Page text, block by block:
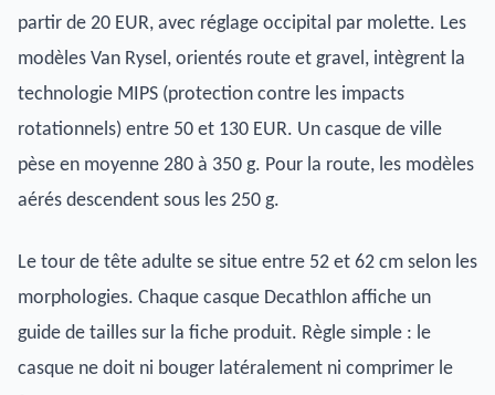
partir de 20 EUR, avec réglage occipital par molette. Les
modèles Van Rysel, orientés route et gravel, intègrent la
technologie MIPS (protection contre les impacts
rotationnels) entre 50 et 130 EUR. Un casque de ville
pèse en moyenne 280 à 350 g. Pour la route, les modèles
aérés descendent sous les 250 g.
Le tour de tête adulte se situe entre 52 et 62 cm selon les
morphologies. Chaque casque Decathlon affiche un
guide de tailles sur la fiche produit. Règle simple : le
casque ne doit ni bouger latéralement ni comprimer le